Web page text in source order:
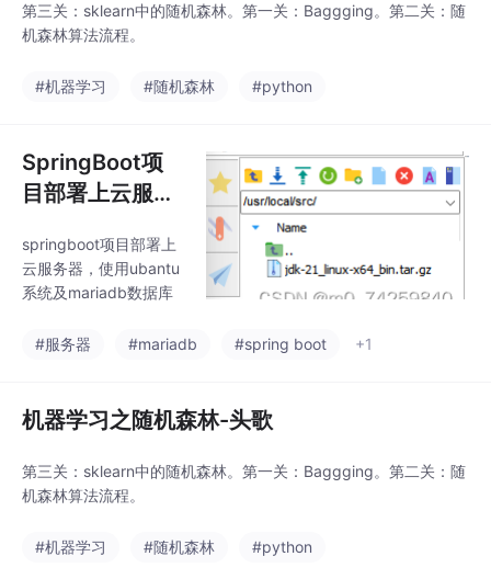
第三关：sklearn中的随机森林。第一关：Baggging。第二关：随
机森林算法流程。
#机器学习 #随机森林 #python
SpringBoot项
目部署上云服务
springboot项目部署上
云服务器，使用ubantu
系统及mariadb数据库
#服务器 #mariadb #spring boot +1
机器学习之随机森林-头歌
第三关：sklearn中的随机森林。第一关：Baggging。第二关：随
机森林算法流程。
#机器学习 #随机森林 #python